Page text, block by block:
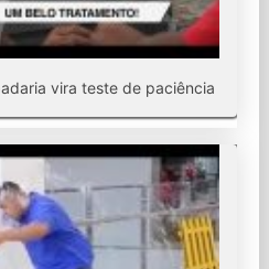
vira teste de paciência